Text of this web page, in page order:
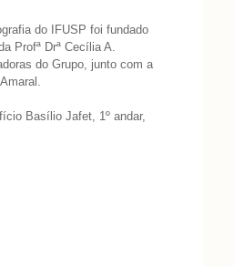
do IFUSP foi fundado
Profª Drª Cecília A.
do Grupo, junto com a
Basílio Jafet, 1º andar,